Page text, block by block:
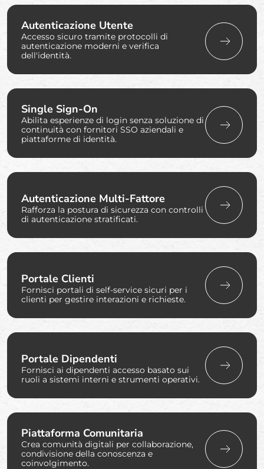
Autenticazione Utente
Accesso sicuro tramite protocolli di
autenticazione moderni e verifica
dell'identità.
Single Sign-On
Abilita esperienze di login senza soluzione di
continuità con fornitori SSO aziendali e
piattaforme di identità.
Autenticazione Multi-Fattore
Rafforza la postura di sicurezza con controlli
di autenticazione stratificati.
Portale Clienti
Fornisci portali di self-service sicuri per i
clienti per gestire interazioni e richieste.
Portale Dipendenti
Fornisci ai dipendenti accesso basato sui
ruoli a sistemi interni e strumenti operativi.
Piattaforma Comunitaria
Crea comunità digitali per collaborazione,
condivisione della conoscenza e
coinvolgimento.